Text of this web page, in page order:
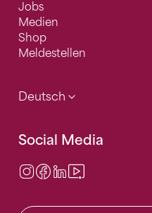
Jobs
Medien
Shop
Meldestellen
Deutsch
Social Media
Instagram
Facebook
LinkedIn